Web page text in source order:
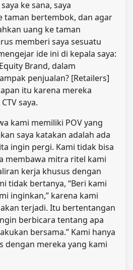
ke sana, saya
taman bertembok, dan agar
uang ke taman
memberi saya sesuatu
ide ini di kepala saya:
Brand, dalam
penjualan? [Retailers]
itu karena mereka
saya.
kami memiliki POV yang
saya katakan adalah ada
ingin pergi. Kami tidak bisa
membawa mitra ritel kami
kerja khusus dengan
tidak bertanya, “Beri kami
inginkan,” karena kami
terjadi. Itu bertentangan
berbicara tentang apa
bersama.” Kami hanya
dengan mereka yang kami